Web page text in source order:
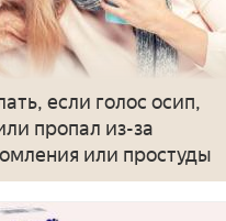
если голос осип,
пропал из-за
или простуды